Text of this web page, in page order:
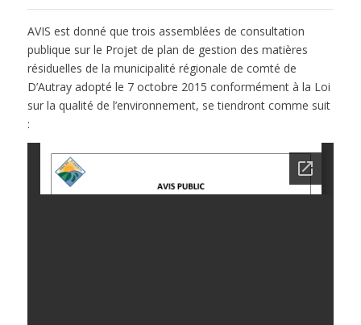
AVIS est donné que trois assemblées de consultation
publique sur le Projet de plan de gestion des matières
résiduelles de la municipalité régionale de comté de
D’Autray adopté le 7 octobre 2015 conformément à la Loi
sur la qualité de l’environnement, se tiendront comme suit
: